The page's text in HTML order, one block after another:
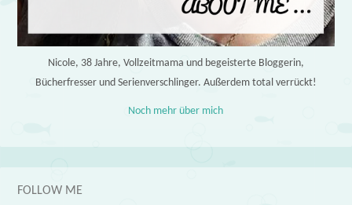
Nicole, 38 Jahre, Vollzeitmama und begeisterte Bloggerin,
Bücherfresser und Serienverschlinger. Außerdem total verrückt!
Noch mehr über mich
FOLLOW ME